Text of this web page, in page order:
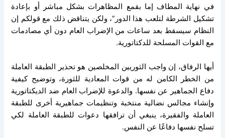
في نهاية المطاف إما بقمع المظاهرات بشكل مباشر أو بإعادة
تشكيل الشرطة لتلعب هذا الدور”، ولكن يتناقض ذلك مع قولكم إن
النظام سيسقط بعد ساعات من الإضراب العام دون أي مصادمات
مع القوات المسلحة للدكتاتورية.
أيها الرفاق، إن واجب الثوريين المخلصين هو تحذير الطبقة العاملة
من الخطر الكامن له من قوات المعادية للثورة، وتوضيح كيفية
دفاع الجماهير عن نفسها. والدعوة للإضراب العام ضد الديكتاتورية
وإنشاء مجالس نضالية منتخبة وتنظيمات جماهيرية أخرى للطبقة
العاملة والفقيرة، ينبغي أن ترافقها دعوات للطبقة العاملة لكي
تسلح نفسها دفاعًا عن النفس.